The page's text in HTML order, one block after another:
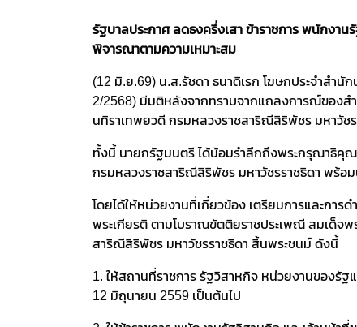
รัฐบาลประกาศ ลดธงครึ่งเสา ข้าราชการ พนักงา
พิจารณาตามความเหมาะสม
(12 มิ.ย.69) น.ส.รัชดา ธนาดิเรก โฆษกประจำสำ
2/2568) มีมติหลังจากทราบจากแถลงการณ์ของสำ
นทิราเทพยวดี กรมหลวงราชสาริณีสิริพัชร มหาวัช
ทั้งนี้ นายกรัฐมนตรี ได้น้อมรำลึกถึงพระกรุณาธิคุณ
กรมหลวงราชสาริณีสิริพัชร มหาวัชรราชธิดา พร้
โดยได้ให้หน่วยงานที่เกี่ยวข้อง เตรียมการและการ
พระเกียรติ ตามโบราณขัตติยราชประเพณี สมเด็จพ
สาริณีสิริพัชร มหาวัชรราชธิดา สิ้นพระชนม์ ดังนี้
1. ให้สถานที่ราชการ รัฐวิสาหกิจ หน่วยงานของรั
12 มิถุนายน 2559 เป็นต้นไป